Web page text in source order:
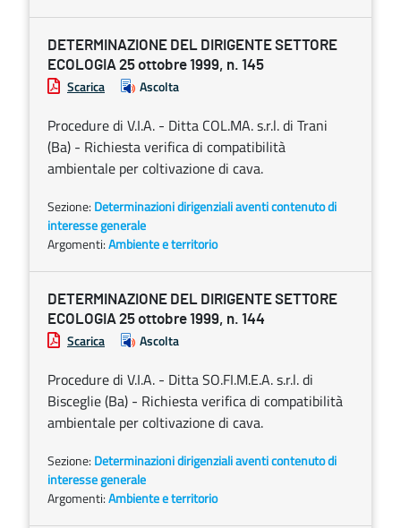
DETERMINAZIONE DEL DIRIGENTE SETTORE
ECOLOGIA 25 ottobre 1999, n. 145
Scarica Ascolta
Procedure di V.I.A. - Ditta COL.MA. s.r.l. di Trani
(Ba) - Richiesta verifica di compatibilità
ambientale per coltivazione di cava.
Sezione: Determinazioni dirigenziali aventi contenuto di
interesse generale
Argomenti:Ambiente e territorio
DETERMINAZIONE DEL DIRIGENTE SETTORE
ECOLOGIA 25 ottobre 1999, n. 144
Scarica Ascolta
Procedure di V.I.A. - Ditta SO.FI.M.E.A. s.r.l. di
Bisceglie (Ba) - Richiesta verifica di compatibilità
ambientale per coltivazione di cava.
Sezione: Determinazioni dirigenziali aventi contenuto di
interesse generale
Argomenti:Ambiente e territorio